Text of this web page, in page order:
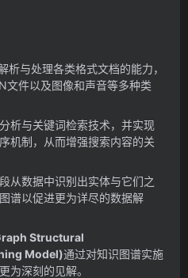
析与处理各类格式文档的能力，
文件以及图像和声音等多种类
析与关键词检索技术，并实现
机制，从而增强搜索内容的关
从数据中识别出实体与它们之
谱以促进更为详尽的数据解
Structural
Model)通过对知识图谱实施
为深刻的见解。